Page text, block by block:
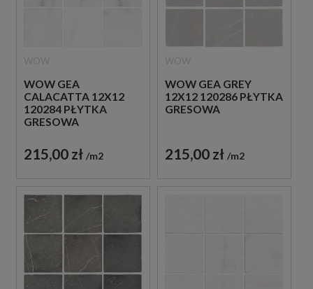
WOW GEA
CALACATTA 12X12
120284 PŁYTKA
GRESOWA
215,00 zł m2
WOW GEA GREY
12X12 120286 PŁYTKA
GRESOWA
215,00 zł m2